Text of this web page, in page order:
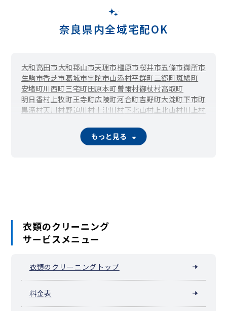
奈良県内全域宅配OK
大和高田市大和郡山市天理市橿原市桜井市五條市御所市
生駒市香芝市葛城市宇陀市山添村平群町三郷町斑鳩町
安堵町川西町三宅町田原本町 曽爾村御杖村高取町
明日香村 上牧町王寺町広陵町河合町吉野町大淀町下市町
黒滝村天川村野迫川村十津川村下北山村 上北山村川上村
もっと見る
衣類のクリーニング
サービスメニュー
衣類のクリーニングトップ
料金表